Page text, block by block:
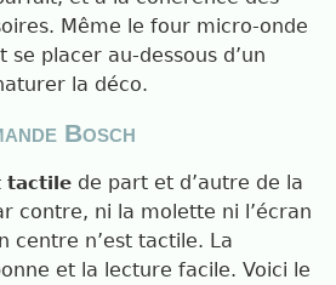
Même le four micro-onde
placer au-dessous d’un
la déco.
Bosch
tactile de part et d’autre de la
contre, ni la molette ni l’écran
centre n’est tactile. La
et la lecture facile. Voici le